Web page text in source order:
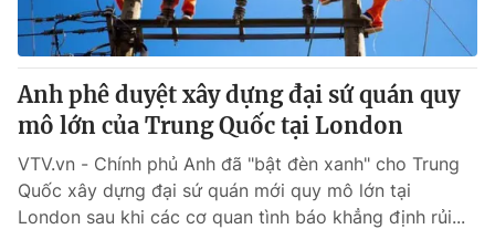
Anh phê duyệt xây dựng đại sứ quán quy
mô lớn của Trung Quốc tại London
VTV.vn - Chính phủ Anh đã "bật đèn xanh" cho Trung
Quốc xây dựng đại sứ quán mới quy mô lớn tại
London sau khi các cơ quan tình báo khẳng định rủi...